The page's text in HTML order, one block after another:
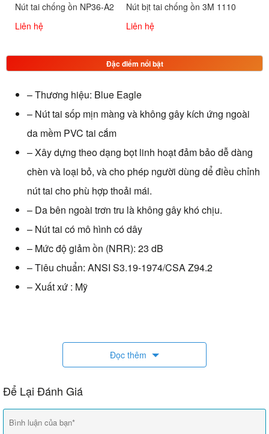
Nút tai chống ồn NP36-A2
Liên hệ
Nút bịt tai chống ồn 3M 1110
Liên hệ
Đặc điểm nổi bật
– Thương hiệu: Blue Eagle
– Nút tai sốp mịn màng và không gây kích ứng ngoài
da mềm PVC tai cắm
– Xây dựng theo dạng bọt linh hoạt đảm bảo dễ dàng
chèn và loại bỏ, và cho phép người dùng dể điều chỉnh
nút tai cho phù hợp thoải mái.
– Da bên ngoài trơn tru là không gây khó chịu.
– Nút tai có mô hình có dây
– Mức độ giảm ồn (NRR): 23 dB
– Tiêu chuẩn: ANSI S3.19-1974/CSA Z94.2
– Xuất xứ : Mỹ
Đọc thêm
Để Lại Đánh Giá